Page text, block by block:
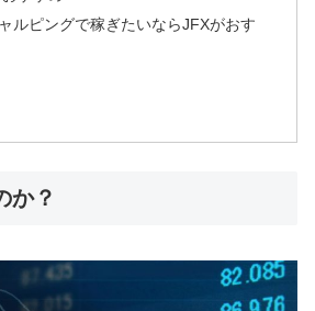
ルピングで稼ぎたいならJFXがおす
か？